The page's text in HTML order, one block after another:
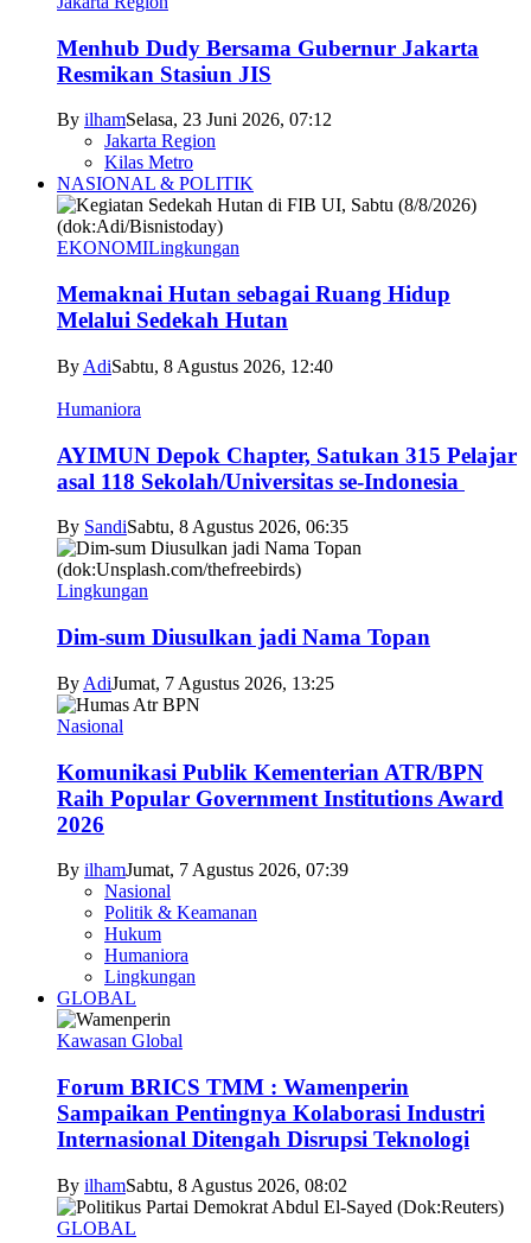
Menhub Dudy Bersama Gubernur Jakarta
Resmikan Stasiun JIS
By ilhamSelasa, 23 Juni 2026, 07:12
Jakarta Region
Kilas Metro
NASIONAL & POLITIK
EKONOMILingkungan
Memaknai Hutan sebagai Ruang Hidup
Melalui Sedekah Hutan
By AdiSabtu, 8 Agustus 2026, 12:40
Humaniora
AYIMUN Depok Chapter, Satukan 315 Pelajar
asal 118 Sekolah/Universitas se-Indonesia
By SandiSabtu, 8 Agustus 2026, 06:35
Lingkungan
Dim-sum Diusulkan jadi Nama Topan
By AdiJumat, 7 Agustus 2026, 13:25
Nasional
Komunikasi Publik Kementerian ATR/BPN
Raih Popular Government Institutions Award
2026
By ilhamJumat, 7 Agustus 2026, 07:39
Nasional
Politik & Keamanan
Hukum
Humaniora
Lingkungan
GLOBAL
Kawasan Global
Forum BRICS TMM : Wamenperin
Sampaikan Pentingnya Kolaborasi Industri
Internasional Ditengah Disrupsi Teknologi
By ilhamSabtu, 8 Agustus 2026, 08:02
GLOBAL